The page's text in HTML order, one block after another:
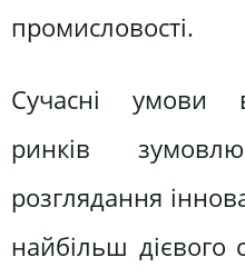
промисловості.
Сучасні умови
ринків
розглядання
найбільш дієвого